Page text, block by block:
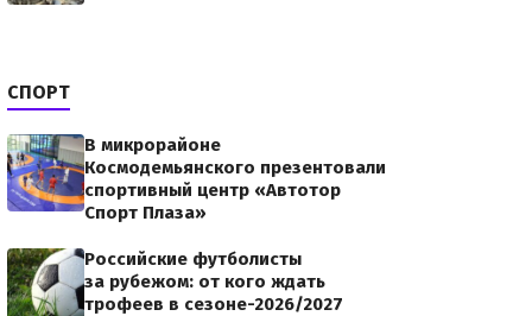
СПОРТ
В микрорайоне
Космодемьянского презентовали
спортивный центр «Автотор
Спорт Плаза»
Российские футболисты
за рубежом: от кого ждать
трофеев в сезоне-2026/2027